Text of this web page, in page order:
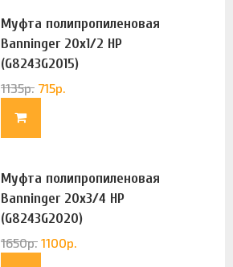
Муфта полипропиленовая
Banninger 20х1/2 НР
(G8243G2015)
1135р. 715р.
Муфта полипропиленовая
Banninger 20х3/4 НР
(G8243G2020)
1650р. 1100р.